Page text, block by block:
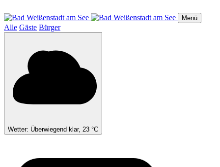
zum
Inhalt
Menü
Alle Gäste Bürger
Wetter: Überwiegend klar, 23 °C